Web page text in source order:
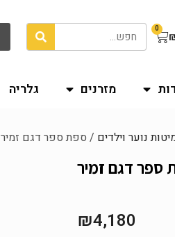
0
מזרנים גלריה
נוער וילדים / ספת ספר דגם זמיר
ספר דגם זמיר
₪4,180